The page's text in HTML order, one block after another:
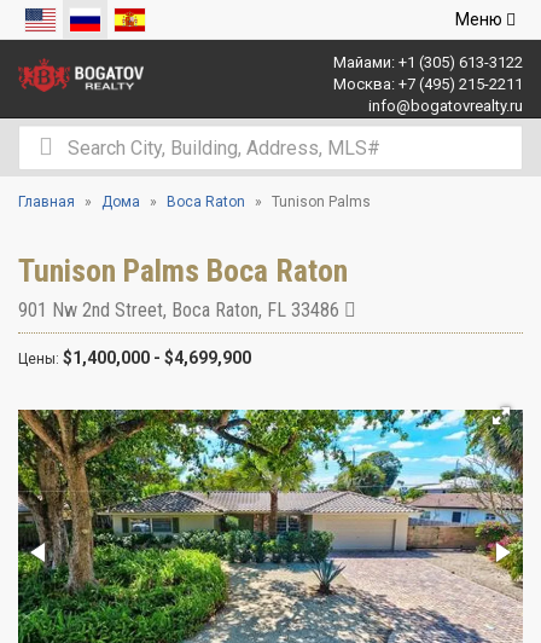
Открыть
Меню
Майами: +1 (305) 613-3122
Москва: +7 (495) 215-2211
info@bogatovrealty.ru
Главная Дома Boca Raton Tunison Palms
Tunison Palms Boca Raton
901 Nw 2nd Street, Boca Raton, FL 33486
Цены: $1,400,000 - $4,699,900